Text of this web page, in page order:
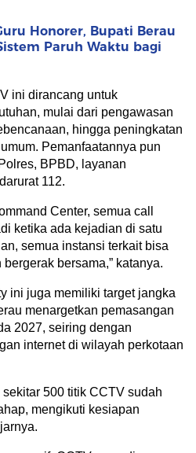
Honorer, Bupati Berau
Paruh Waktu bagi
ini dirancang untuk
mulai dari pengawasan
hingga peningkatan
Pemanfaatannya pun
BPBD, layanan
112.
Center, semua call
ketika ada kejadian di satu
semua instansi terkait bisa
bersama,” katanya.
ini juga memiliki target jangka
menargetkan pemasangan
2027, seiring dengan
internet di wilayah perkotaan
500 titik CCTV sudah
mengikuti kesiapan